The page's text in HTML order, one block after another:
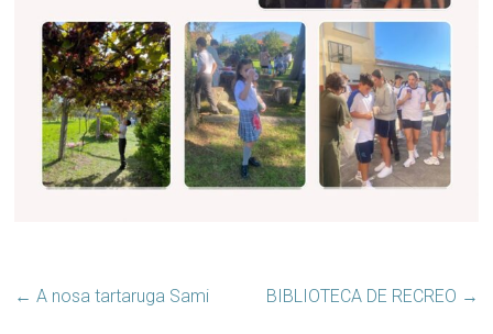
← A nosa tartaruga Sami BIBLIOTECA DE RECREO →